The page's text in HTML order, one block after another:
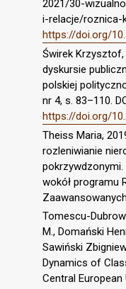
2021/30-
i-relacje/roznica-
https://doi.org/
Świrek Krzysztof,
dyskursie
polskiej
nr 4, s. 83–110.
https://doi.org/
Theiss Maria,
rozleniwianie
wokół programu
Tomescu-
M., Domański
Sawiński
Dynamics of
Central European